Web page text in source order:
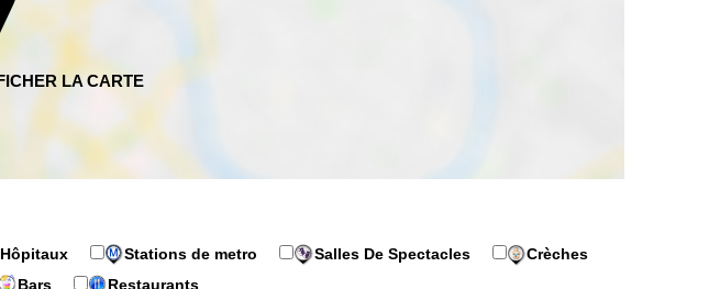
Hôpitaux Stations de metro Salles De Spectacles
Crèches
Bars Restaurants